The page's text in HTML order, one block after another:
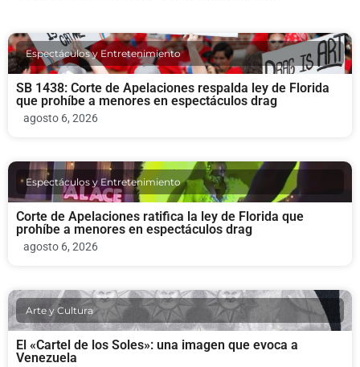
Espectáculos y Entretenimiento
SB 1438: Corte de Apelaciones respalda ley de Florida
que prohíbe a menores en espectáculos drag
agosto 6, 2026
Espectáculos y Entretenimiento
Corte de Apelaciones ratifica la ley de Florida que
prohíbe a menores en espectáculos drag
agosto 6, 2026
Arte y Cultura
El «Cartel de los Soles»: una imagen que evoca a
Venezuela